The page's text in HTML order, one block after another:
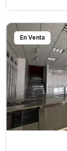
En Venta